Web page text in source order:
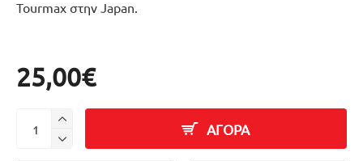
Tourmax στην Japan.
25,00€
ΑΓΟΡΑ